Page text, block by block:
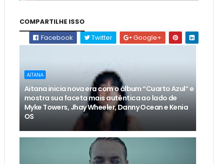
COMPARTILHE ISSO
Facebook
Twitter Google+
AITANA
Aitana inicia nova era com o álbum “Cuarto Azul” e
mostra sua faceta mais autêntica ao lado de
Myke Towers, Jhay Wheeler, Danny Ocean e Kenia
OS